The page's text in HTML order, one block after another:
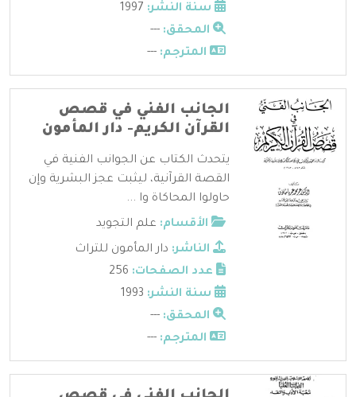
سنة النشر:
المحقق: ---
المترجم: ---
الجانب الفني في قصص
القرآن الكريم- دار المأمون
يتحدث الكتاب عن الجوانب الفنية في
القصة القرآنية، ليثبت عجز البشرية وإن
حاولوا المحاكاة وا ...
الأقسام: علم التجويد
الناشر: دار المأمون للتراث
عدد الصفحات:
سنة النشر:
المحقق: ---
المترجم: ---